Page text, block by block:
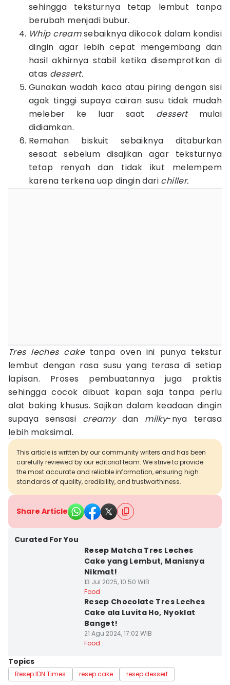
sehingga teksturnya tetap lembut tanpa
berubah menjadi bubur.
Whip creamsebaiknya dikocok dalam kondisi
dingin agar lebih cepat mengembang dan
hasil akhirnya stabil ketika disemprotkan di
atas dessert.
Gunakan wadah kaca atau piring dengan sisi
agak tinggi supaya cairan susu tidak mudah
meleber ke luar saat dessert mulai
didiamkan.
Remahan biskuit sebaiknya ditaburkan
sesaat sebelum disajikan agar teksturnya
tetap renyah dan tidak ikut melempem
karena terkena uap dingin dari chiller.
Tres leches caketanpa oven ini punya tekstur
lembut dengan rasa susu yang terasa di setiap
lapisan. Proses pembuatannya juga praktis
sehingga cocok dibuat kapan saja tanpa perlu
alat baking khusus. Sajikan dalam keadaan dingin
supaya sensasi creamydan milky-nya terasa
lebih maksimal.
This article is written by our community writers and has been
carefully reviewed by our editorial team. We strive to provide
the most accurate and reliable information, ensuring high
standards of quality, credibility, and trustworthiness.
Share Article
Curated For You
Resep Matcha Tres Leches
Cake yang Lembut, Manisnya
Nikmat!
13 Jul 2025, 10:50 WIB
Food
Resep Chocolate Tres Leches
Cake ala Luvita Ho, Nyoklat
Banget!
21 Agu 2024, 17:02 WIB
Food
Topics
Resep IDN Times resep cake resep dessert